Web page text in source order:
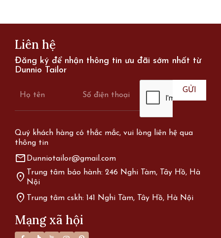
Liên hệ
Đăng ký để nhận thông tin ưu đãi sớm nhất từ
Dunnio Tailor
Quý khách hàng có thắc mắc, vui lòng liên hệ qua
thông tin
mail Dunniotailor@gmail.com
location_on Trung tâm bảo hành: 246 Nghi Tàm, Tây Hồ, Hà
Nội
location_on Trung tâm cskh: 141 Nghi Tàm, Tây Hồ, Hà Nội
Mạng xã hội